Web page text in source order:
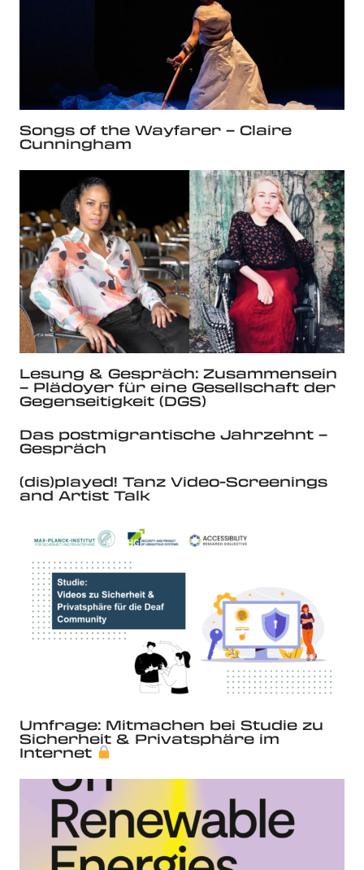
Songs of the Wayfarer – Claire
Cunningham
Lesung & Gespräch: Zusammensein
– Plädoyer für eine Gesellschaft der
Gegenseitigkeit (DGS)
Das postmigrantische Jahrzehnt –
Gespräch
(dis)played! Tanz Video-Screenings
and Artist Talk
Umfrage: Mitmachen bei Studie zu
Sicherheit & Privatsphäre im
Internet